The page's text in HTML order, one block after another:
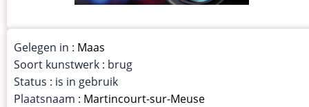
Gelegen in : Maas
Soort kunstwerk : brug
Status : is in gebruik
Plaatsnaam : Martincourt-sur-Meuse